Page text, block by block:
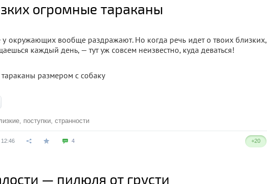
огромные тараканы
у окружающих вообще раздражают. Но когда речь идет о твоих близких,
каждый день, — тут уж совсем неизвестно, куда деваться!
, поступки, странности
4 +20
— пилюля от грусти